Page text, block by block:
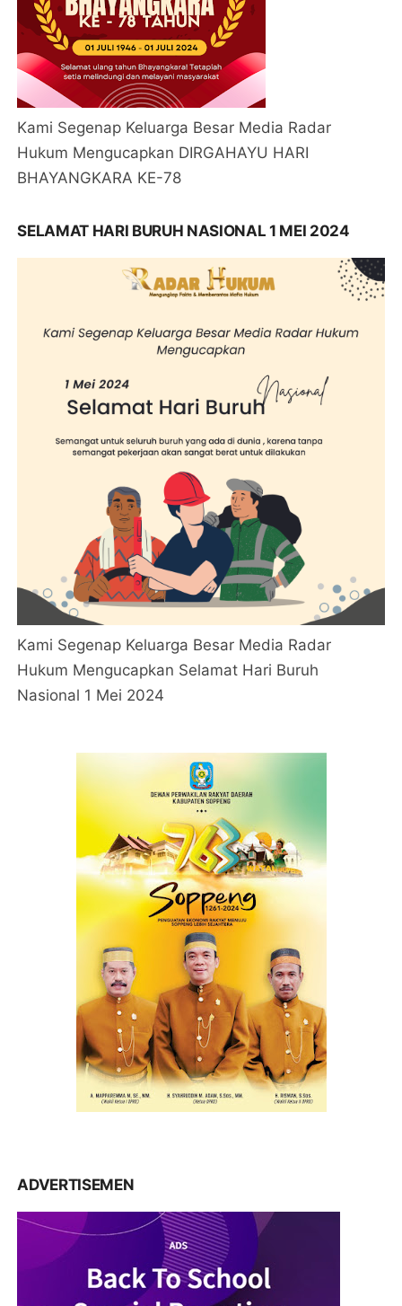
Kami Segenap Keluarga Besar Media Radar
Hukum Mengucapkan DIRGAHAYU HARI
BHAYANGKARA KE-78
SELAMAT HARI BURUH NASIONAL 1 MEI 2024
Kami Segenap Keluarga Besar Media Radar
Hukum Mengucapkan Selamat Hari Buruh
Nasional 1 Mei 2024
ADVERTISEMEN